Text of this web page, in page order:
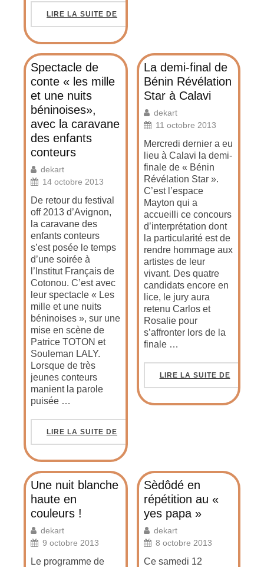
LIRE LA SUITE DE
Spectacle de
conte « les mille
et une nuits
béninoises»,
avec la caravane
des enfants
conteurs
dekart
14 octobre 2013
De retour du festival
off 2013 d’Avignon,
la caravane des
enfants conteurs
s’est posée le temps
d’une soirée à
l’Institut Français de
Cotonou. C’est avec
leur spectacle « Les
mille et une nuits
béninoises », sur une
mise en scène de
Patrice TOTON et
Souleman LALY.
Lorsque de très
jeunes conteurs
manient la parole
puisée …
LIRE LA SUITE DE
La demi-final de
Bénin Révélation
Star à Calavi
dekart
11 octobre 2013
Mercredi dernier a eu
lieu à Calavi la demi-
finale de « Bénin
Révélation Star ».
C’est l’espace
Mayton qui a
accueilli ce concours
d’interprétation dont
la particularité est de
rendre hommage aux
artistes de leur
vivant. Des quatre
candidats encore en
lice, le jury aura
retenu Carlos et
Rosalie pour
s’affronter lors de la
finale …
LIRE LA SUITE DE
Une nuit blanche
haute en
couleurs !
dekart
9 octobre 2013
Le programme de
Sèdôdé en
répétition au «
yes papa »
dekart
8 octobre 2013
Ce samedi 12